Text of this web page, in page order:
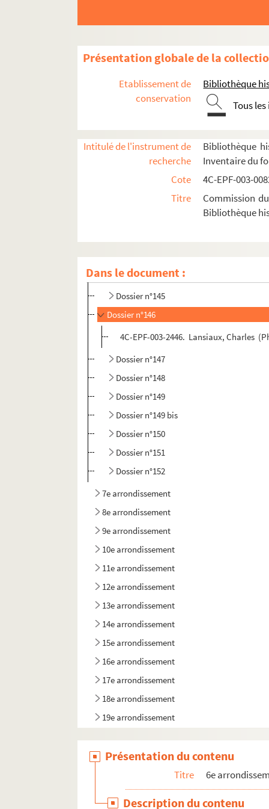
Présentation globale de la
Etablissement de
conservation
Bibliothèque
Tous
Intitulé de l'instrument de
recherche
Bibliothèque
Inventaire du
Cote
4C-EPF-003-
Titre
Commission
Bibliothèque
Dans le document :
Dossier n°131
Dossier n°134
Dossier n°136
Dossier n°138 bis
Dossier n°140
Dossier n°140 bis
Dossier n°143
Dossier n°144
Dossier n°144 bis
Dossier n°145
Dossier n°146
4C-EPF-003-2446. Lansiaux, Charles
Dossier n°147
Dossier n°148
Dossier n°149
Dossier n°149 bis
Dossier n°150
Dossier n°151
Dossier n°152
7e arrondissement
8e arrondissement
9e arrondissement
10e arrondissement
11e arrondissement
12e arrondissement
13e arrondissement
14e arrondissement
15e arrondissement
16e arrondissement
17e arrondissement
18e arrondissement
19e arrondissement
Présentation du contenu
Titre 6e
Description du contenu